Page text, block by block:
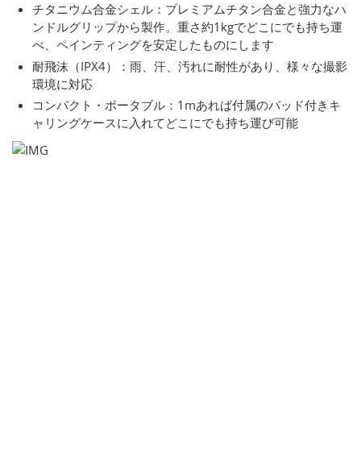
チタニウム合金シェル：プレミアムチタン合金と強力なハ
ンドルグリップから製作。重さ約1kgでどこにでも持ち運
べ、ペインティングを安定したものにします
耐飛沫（IPX4）：雨、汗、汚れに耐性があり、様々な撮影
環境に対応
コンパクト・ポータブル：1mあれば付属のパッド付きキ
ャリングケースに入れてどこにでも持ち運び可能